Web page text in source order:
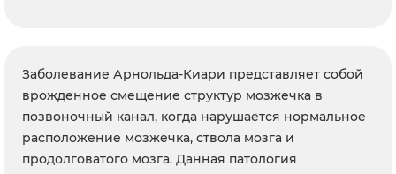
Заболевание Арнольда-Киари представляет собой
врожденное смещение структур мозжечка в
позвоночный канал, когда нарушается нормальное
расположение мозжечка, ствола мозга и
продолговатого мозга. Данная патология